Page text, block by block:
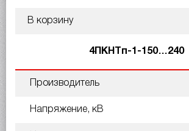
В корзину
4ПКНТп-1-150…240
Производитель
Напряжение, кВ